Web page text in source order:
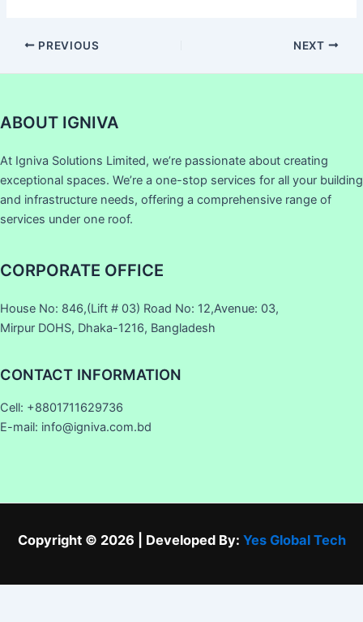
PREVIOUS NEXT
ABOUT IGNIVA
At Igniva Solutions Limited, we’re passionate about creating
exceptional spaces. We’re a one-stop services for all your building
and infrastructure needs, offering a comprehensive range of
services under one roof.
CORPORATE OFFICE
House No: 846,(Lift # 03) Road No: 12,Avenue: 03,
Mirpur DOHS, Dhaka-1216, Bangladesh
CONTACT INFORMATION
Cell: +8801711629736
E-mail: info@igniva.com.bd
Copyright © 2026 | Developed By: Yes Global Tech